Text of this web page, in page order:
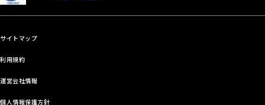
サイトマップ
利用規約
運営会社情報
個人情報保護方針